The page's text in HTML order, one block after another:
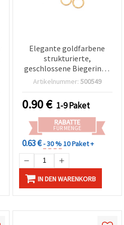
Elegante goldfarbene
strukturierte,
geschlossene Biegeringe
12 x 1 mm – 50er-Pack –
Schmuckherstellung
Artikelnummer: 500549
0.90€ 1-9 Paket
RABATTE
FÜR MENGE
0.63 €- 30 %10 Paket +
IN DEN WARENKORB